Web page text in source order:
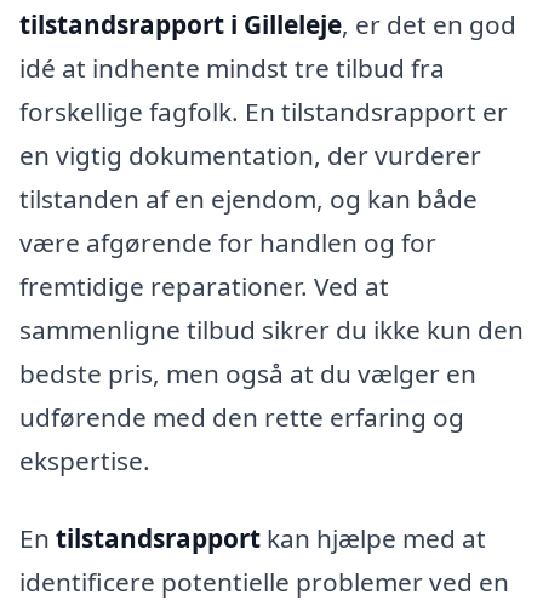
tilstandsrapport i Gilleleje, er det en god
idé at indhente mindst tre tilbud fra
forskellige fagfolk. En tilstandsrapport er
en vigtig dokumentation, der vurderer
tilstanden af en ejendom, og kan både
være afgørende for handlen og for
fremtidige reparationer. Ved at
sammenligne tilbud sikrer du ikke kun den
bedste pris, men også at du vælger en
udførende med den rette erfaring og
ekspertise.
En tilstandsrapport kan hjælpe med at
identificere potentielle problemer ved en